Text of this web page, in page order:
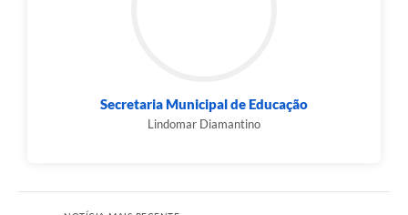
Secretaria Municipal de Educação
Lindomar Diamantino